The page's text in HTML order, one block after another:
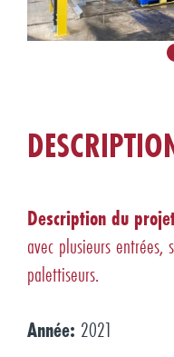
Description du
avec plusieurs entrées,
palettiseurs.
Année: 2021